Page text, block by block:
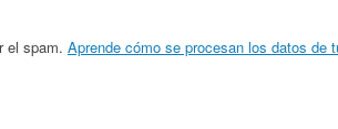
el spam. Aprende cómo se procesan los datos de